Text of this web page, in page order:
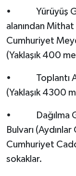
• Yürüyüş
alanından
Cumhuriyet
(Yaklaşık 400
• Toplantı
(Yaklaşık 4300
• Dağılma
Bulvarı
Cumhuriyet
sokaklar.